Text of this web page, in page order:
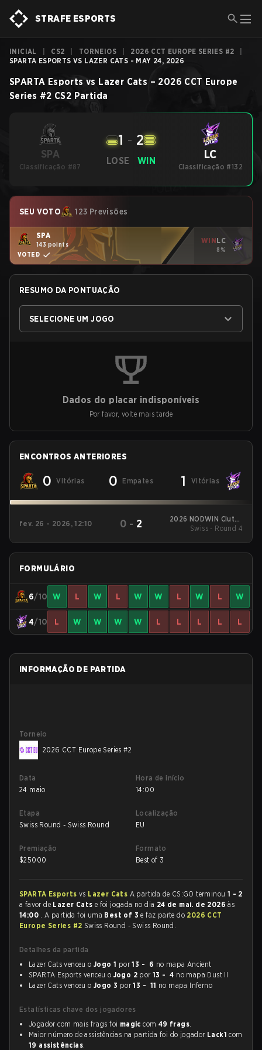
STRAFE ESPORTS
INICIAL CS2 TORNEIOS 2026 CCT EUROPE SERIES #2
SPARTA ESPORTS VS LAZER CATS - MAY 24, 2026
SPARTA Esports vs Lazer Cats – 2026 CCT Europe
Series #2 CS2 Partida
SPA
Classificação #87
LOSE
1 - 2
WIN LC
Classificação #132
SEU VOTO 123 Previsões
SPA
143 points
VOTED
WINLC
8%
RESUMO DA PONTUAÇÃO
SELECIONE UM JOGO
Dados do placar indisponíveis
Por favor, volte mais tarde
ENCONTROS ANTERIORES
0 Vitórias 0 Empates 1 Vitórias
fev. 26 - 2026, 12:10 0 - 2
2026 NODWIN Clutch
Series #5
Swiss - Round 4
FORMULÁRIO
6/10 W L W L W W L W L W
4/10 L W W W W L L L L L
INFORMAÇÃO DE PARTIDA
Torneio
2026 CCT Europe Series #2
Data
24 maio
Hora de início
14:00
Etapa
Swiss Round - Swiss Round
Localização
EU
Premiação
$25000
Formato
Best of 3
SPARTA Esports vs Lazer Cats A partida de CS:GO terminou 1 - 2
a favor de Lazer Cats e foi jogada no dia 24 de mai. de 2026às
14:00 . A partida foi uma Best of 3e faz parte do 2026 CCT
Europe Series #2 Swiss Round - Swiss Round.
Detalhes da partida
Lazer Cats venceu o Jogo 1 por13 - 6 no mapa Ancient
SPARTA Esports venceu o Jogo 2 por13 - 4 no mapa Dust II
Lazer Cats venceu o Jogo 3 por13 - 11 no mapa Inferno
Estatísticas chave dos jogadores
Jogador com mais frags foi magic com 49 frags.
Maior número de assistências na partida foi do jogador Lack1 com
19 assistências.